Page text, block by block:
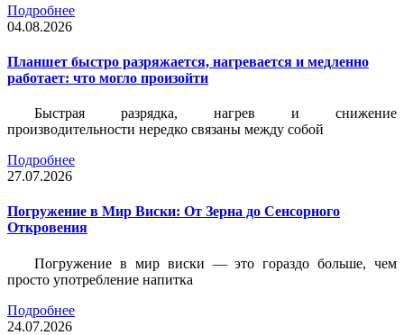
Подробнее
04.08.2026
Планшет быстро разряжается, нагревается и медленно
работает: что могло произойти
Быстрая разрядка, нагрев и снижение
производительности нередко связаны между собой
Подробнее
27.07.2026
Погружение в Мир Виски: От Зерна до Сенсорного
Откровения
Погружение в мир виски — это гораздо больше, чем
просто употребление напитка
Подробнее
24.07.2026